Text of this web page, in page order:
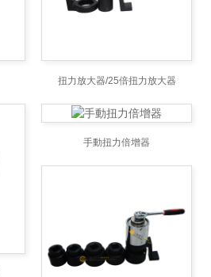
扭力放大器/25倍扭力放大器
手動扭力倍增器